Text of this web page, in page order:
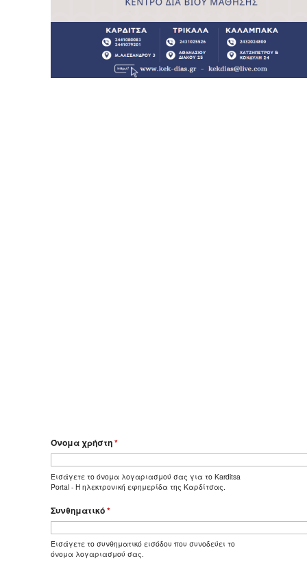
Όνομα χρήστη*
Εισάγετε το όνομα λογαριασμού σας για το Karditsa
Portal - Η ηλεκτρονική εφημερίδα της Καρδίτσας.
Συνθηματικό*
Εισάγετε το συνθηματικό εισόδου που συνοδεύει το
όνομα λογαριασμού σας.